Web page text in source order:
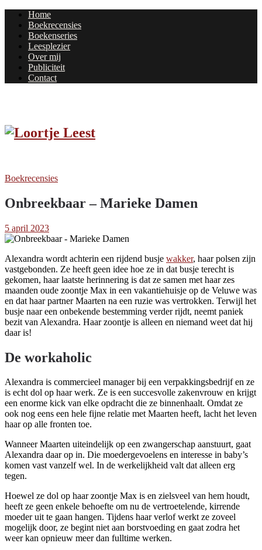
Home
Boekrecensies
Boekenseries
Leesplezier
Over mij
Publiciteit
Contact
Boekrecensies
Onbreekbaar – Marieke Damen
5 april 2023
Alexandra wordt achterin een rijdend busje wakker, haar polsen zijn
vastgebonden. Ze heeft geen idee hoe ze in dat busje terecht is
gekomen, haar laatste herinnering is dat ze samen met haar zes
maanden oude zoontje Max in een vakantiehuisje op de Veluwe was
en dat haar partner Maarten na een ruzie was vertrokken. Terwijl het
busje naar een onbekende bestemming verder rijdt, neemt paniek
bezit van Alexandra. Haar zoontje is alleen en niemand weet dat hij
daar is!
De workaholic
Alexandra is commercieel manager bij een verpakkingsbedrijf en ze
is echt dol op haar werk. Ze is een succesvolle zakenvrouw en krijgt
een enorme kick van elke opdracht die ze binnenhaalt. Omdat ze
ook nog eens een hele fijne relatie met Maarten heeft, lacht het leven
haar op alle fronten toe.
Wanneer Maarten uiteindelijk op een zwangerschap aanstuurt, gaat
Alexandra daar op in. Die moedergevoelens en interesse in baby’s
komen vast vanzelf wel. In de werkelijkheid valt dat alleen erg
tegen.
Hoewel ze dol op haar zoontje Max is en zielsveel van hem houdt,
heeft ze geen enkele behoefte om nu de vertroetelende, kirrende
moeder uit te gaan hangen. Tijdens haar verlof werkt ze zoveel
mogelijk door, ze begint niet aan borstvoeding en gaat zodra het
weer kan opnieuw meer dan fulltime werken.